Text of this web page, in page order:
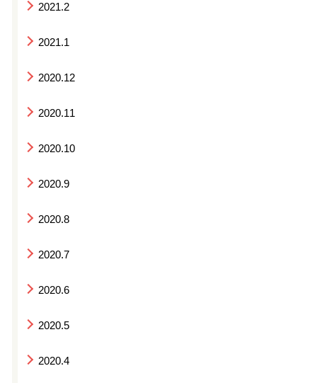
2021.2
2021.1
2020.12
2020.11
2020.10
2020.9
2020.8
2020.7
2020.6
2020.5
2020.4